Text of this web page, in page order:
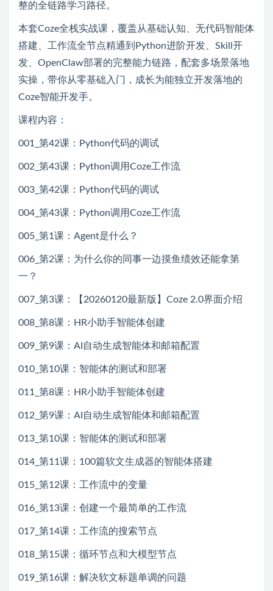
整的全链路学习路径。
本套Coze全栈实战课，覆盖从基础认知、无代码智能体
搭建、工作流全节点精通到Python进阶开发、Skill开
发、OpenClaw部署的完整能力链路，配套多场景落地
实操，带你从零基础入门，成长为能独立开发落地的
Coze智能开发手。
课程内容：
001_第42课：Python代码的调试
002_第43课：Python调用Coze工作流
003_第42课：Python代码的调试
004_第43课：Python调用Coze工作流
005_第1课：Agent是什么？
006_第2课：为什么你的同事一边摸鱼绩效还能拿第
一？
007_第3课：【20260120最新版】Coze 2.0界面介绍
008_第8课：HR小助手智能体创建
009_第9课：AI自动生成智能体和邮箱配置
010_第10课：智能体的测试和部署
011_第8课：HR小助手智能体创建
012_第9课：AI自动生成智能体和邮箱配置
013_第10课：智能体的测试和部署
014_第11课：100篇软文生成器的智能体搭建
015_第12课：工作流中的变量
016_第13课：创建一个最简单的工作流
017_第14课：工作流的搜索节点
018_第15课：循环节点和大模型节点
019_第16课：解决软文标题单调的问题